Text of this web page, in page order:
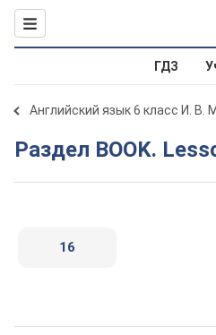
ГДЗ
Английский язык 6 класс И. В.
Раздел BOOK.
16